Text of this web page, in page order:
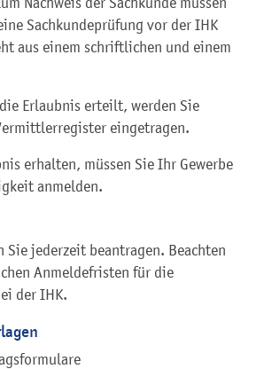
Sachkundeprüfung vor der IHK
aus einem schriftlichen und einem
Erlaubnis erteilt, werden Sie
eingetragen.
erhalten, müssen Sie Ihr Gewerbe
anmelden.
Sie jederzeit beantragen. Beachten
Anmeldefristen für die
der IHK.